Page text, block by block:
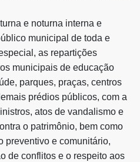
e noturna interna e
municipal de toda e
as repartições
municipais de educação
parques, praças, centros
prédios públicos, com a
atos de vandalismo e
o patrimônio, bem como
preventivo e comunitário,
de conflitos e o respeito aos